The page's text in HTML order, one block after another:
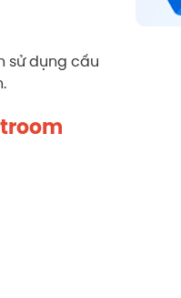
sử dụng cấu